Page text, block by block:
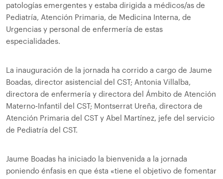
patologías emergentes y estaba dirigida a médicos/as de
Pediatría, Atención Primaria, de Medicina Interna, de
Urgencias y personal de enfermería de estas
especialidades.
La inauguración de la jornada ha corrido a cargo de Jaume
Boadas, director asistencial del CST; Antonia Villalba,
directora de enfermería y directora del Ámbito de Atención
Materno-Infantil del CST; Montserrat Ureña, directora de
Atención Primaria del CST y Abel Martínez, jefe del servicio
de Pediatría del CST.
Jaume Boadas ha iniciado la bienvenida a la jornada
poniendo énfasis en que ésta «tiene el objetivo de fomentar